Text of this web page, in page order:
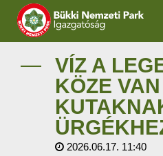
IGAZGATÓSÁG
TERMÉSZETVÉDELEM
VÍZVÉDELEM
VÍZ A
KÖZE
2026.06.17. 11:40